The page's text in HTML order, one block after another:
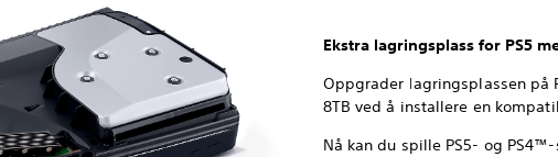
Ekstra lagringsplass for PS5
Oppgrader lagringsplassen
8TB ved å installere en
Nå kan du spille PS5- og